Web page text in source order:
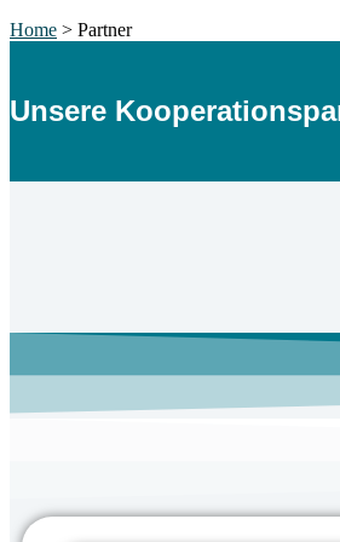
Home > Partner
Unsere